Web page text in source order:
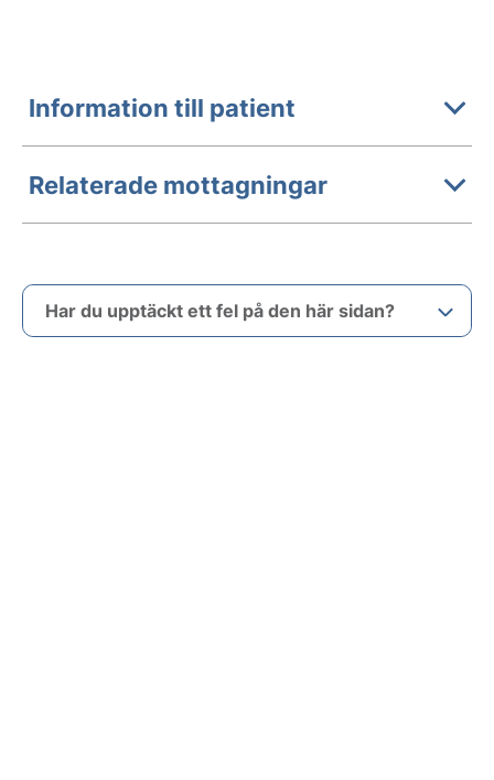
Information till patient
Relaterade mottagningar
Har du upptäckt ett fel på den här sidan?